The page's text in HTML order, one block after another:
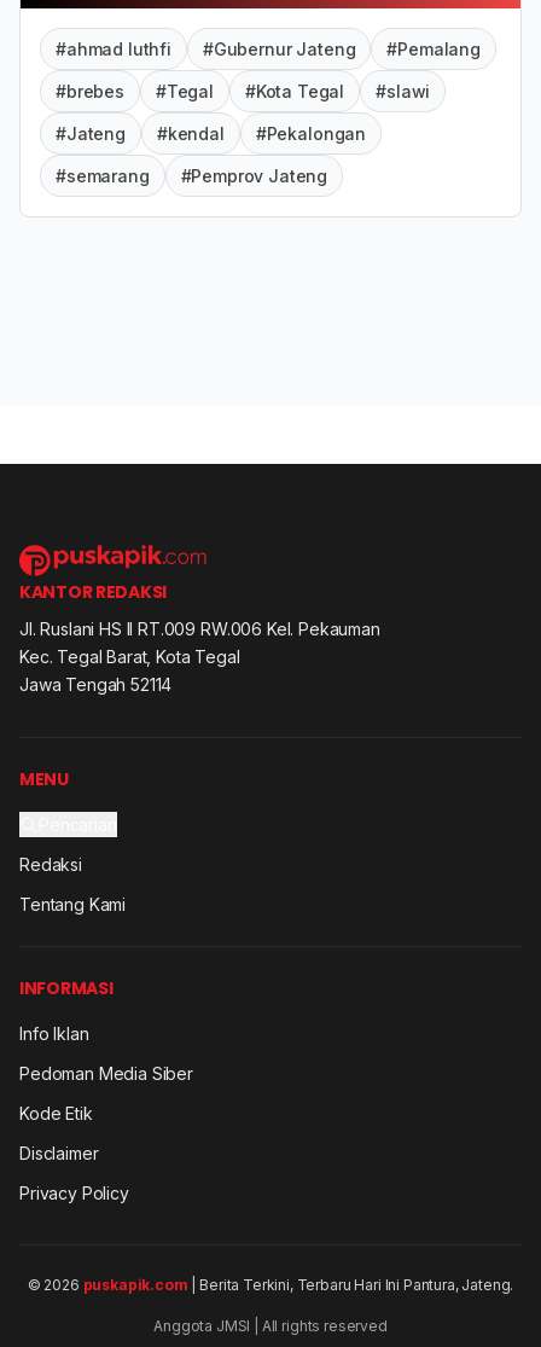
#ahmad luthfi #Gubernur Jateng #Pemalang
#brebes #Tegal #Kota Tegal #slawi
#Jateng #kendal #Pekalongan
#semarang #Pemprov Jateng
KANTOR REDAKSI
Jl. Ruslani HS II RT.009 RW.006 Kel. Pekauman
Kec. Tegal Barat, Kota Tegal
Jawa Tengah 52114
MENU
Redaksi
Tentang Kami
INFORMASI
Info Iklan
Pedoman Media Siber
Kode Etik
Disclaimer
Privacy Policy
© 2026 puskapik.com | Berita Terkini, Terbaru Hari Ini Pantura, Jateng.
Anggota JMSI | All rights reserved